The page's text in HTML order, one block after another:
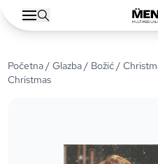
Početna/Glazba/ Božić /
Christmas